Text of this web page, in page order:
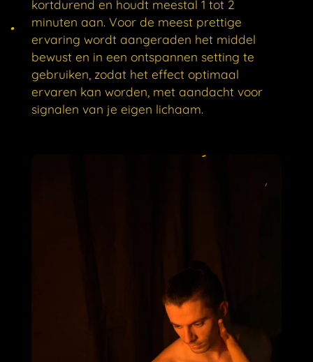
kortdurend en houdt meestal 1 tot 2
minuten aan. Voor de meest prettige
ervaring wordt aangeraden het middel
bewust en in een ontspannen setting te
gebruiken, zodat het effect optimaal
ervaren kan worden, met aandacht voor
signalen van je eigen lichaam.